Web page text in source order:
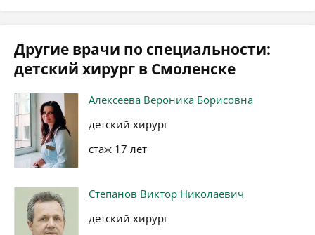
Другие врачи по специальности:
детский хирург в Смоленске
Алексеева Вероника Борисовна
детский хирург
стаж 17 лет
Степанов Виктор Николаевич
детский хирург